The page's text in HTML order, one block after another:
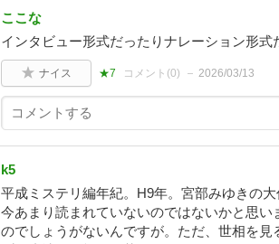
ここな
インタビュー形式だったりナレーション形式
ナイス ★7 コメント(0) 2026/03/13
k5
平成ミステリ編年紀。H9年。宮部みゆきの
今あまり読まれていないのではないかと思
のでしょうがないんですが。ただ、世相を